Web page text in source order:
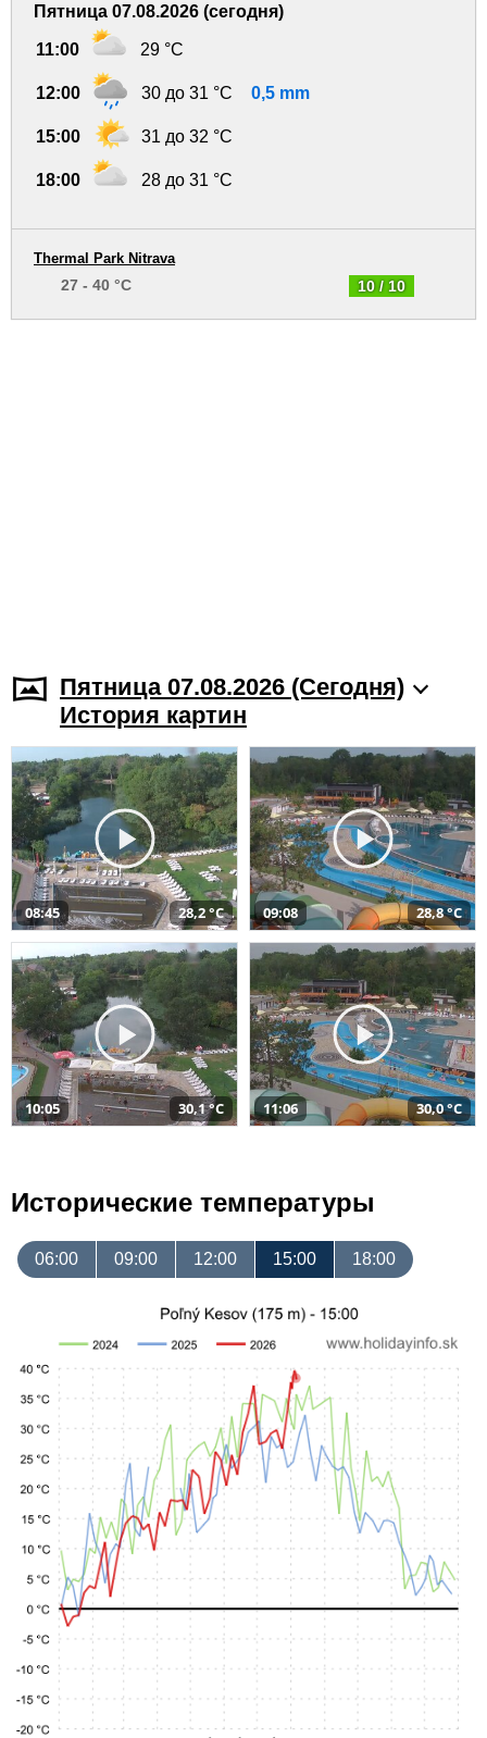
Пятница 07.08.2026 (сегодня)
11:00 29 °C
12:00 30 до 31 °C 0,5 mm
15:00 31 до 32 °C
18:00 28 до 31 °C
10 / 10
Thermal Park Nitrava
27 - 40 °C
Пятница 07.08.2026 (Cегодня)
История картин
08:45 28,2 °C 09:08 28,8 °C
10:05 30,1 °C 11:06 30,0 °C
Исторические температуры
06:00 09:00 12:00 15:00 18:00